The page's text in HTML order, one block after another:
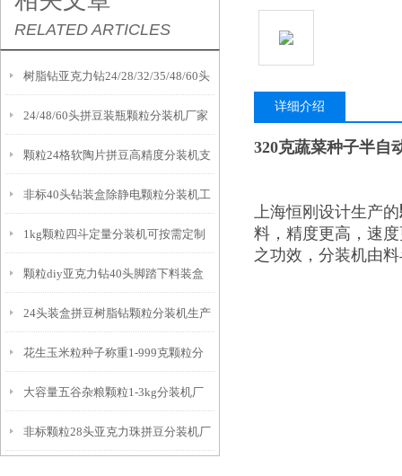
RELATED ARTICLES
树脂钻亚克力钻24/28/32/35/48/60头
颗粒分装机支持定制
24/48/60头拼豆装瓶颗粒分装机厂家
颗粒24格软陶片拼豆高精度分装机支
持定制
非标40头钻装盒除静电颗粒分装机工
作原理
1kg颗粒四斗定量分装机可按需定制
颗粒diy亚克力钻40头脚踏下料装盒
分装机厂家
24头装盒拼豆树脂钻颗粒分装机生产
厂家
花生玉米粒种子称重1-999克颗粒分
装机产品介绍
大容量五谷杂粮颗粒1-3kg分装机厂
家
非标颗粒28头亚克力珠拼豆分装机厂
详细介绍
320克蔬菜种子半自
上海恒刚设计生产的
料，精度更高，速
之功效，分装机由